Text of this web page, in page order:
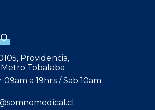
Providencia,
Tobalaba
09am a 19hrs / Sab 10am